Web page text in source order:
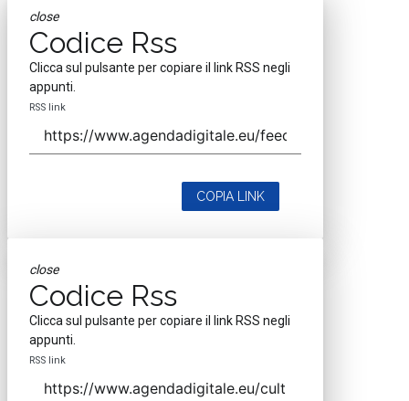
close
Codice Rss
Clicca sul pulsante per copiare il link RSS negli
appunti.
RSS link
COPIA LINK
close
Codice Rss
Clicca sul pulsante per copiare il link RSS negli
appunti.
RSS link